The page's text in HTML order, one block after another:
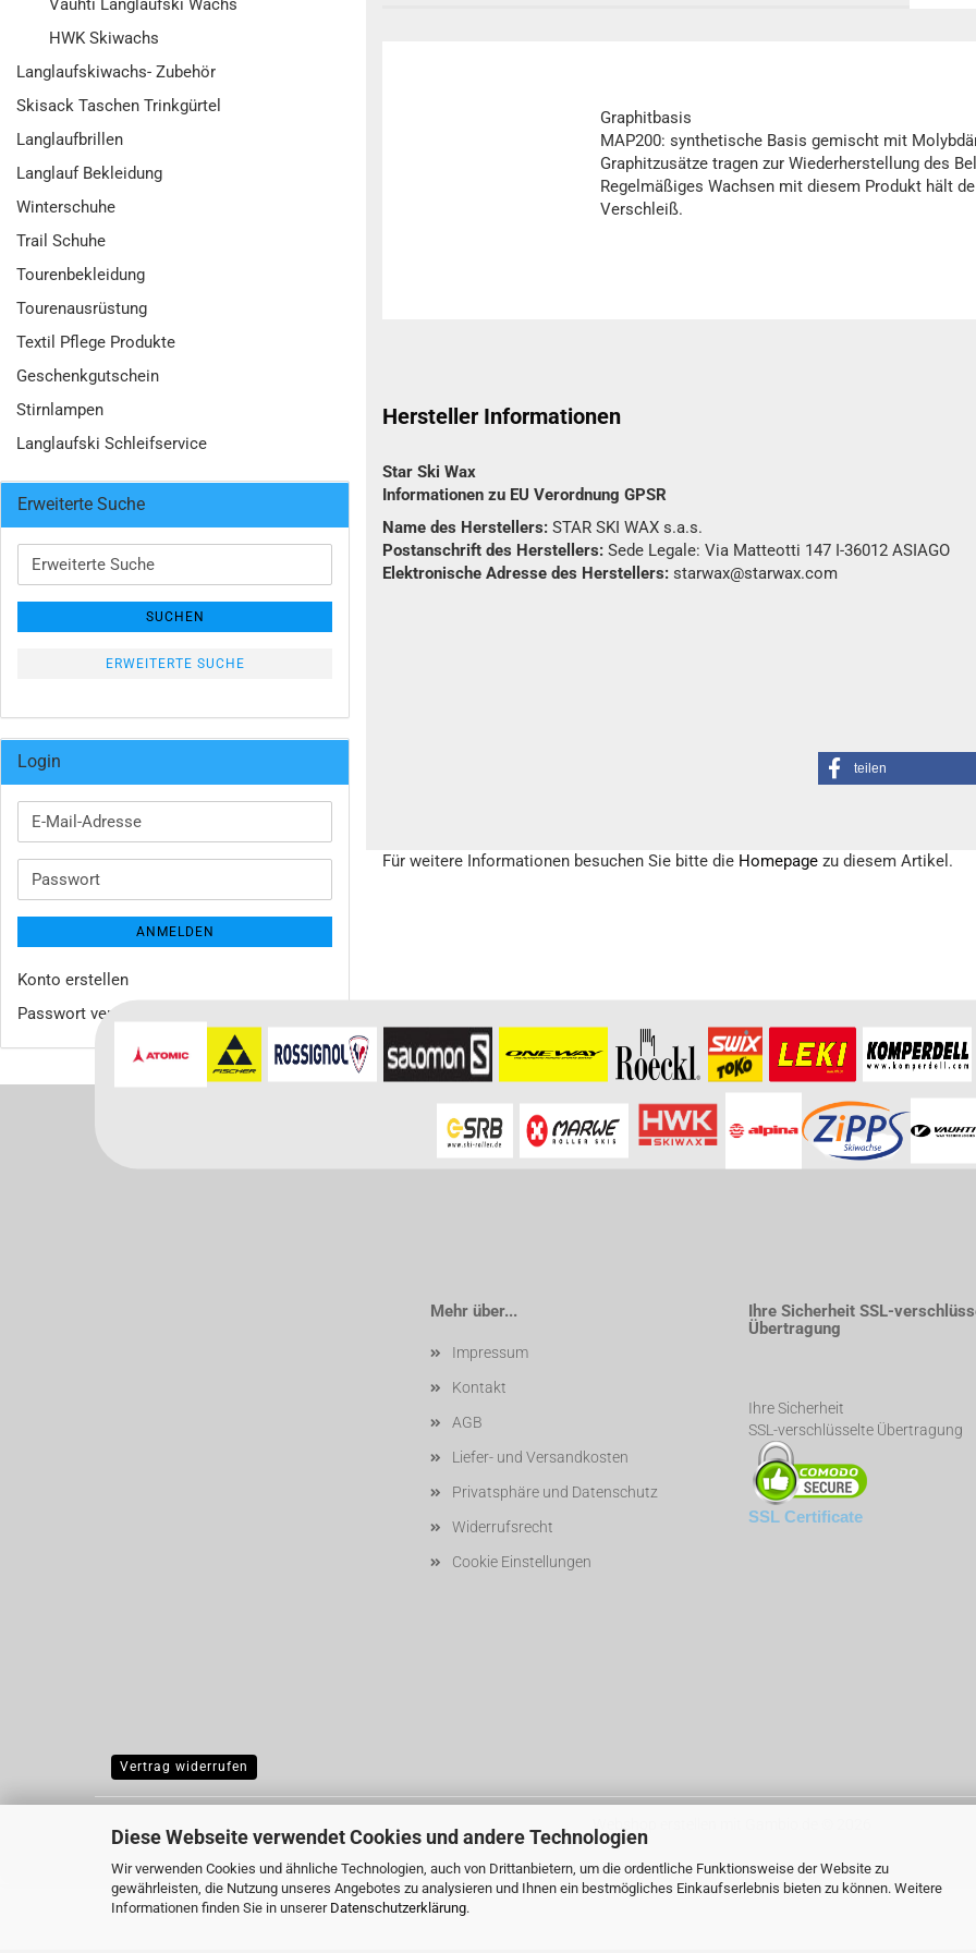
Diese Webseite verwendet Cookies und andere Technologien
Wir verwenden Cookies und ähnliche Technologien, auch von Drittanbietern, um die ordentliche Funktionsweise der Website zu
gewährleisten, die Nutzung unseres Angebotes zu analysieren und Ihnen ein bestmögliches Einkaufserlebnis bieten zu können. Weitere
Informationen finden Sie in unserer Datenschutzerklärung.
Graphitbasis
MAP200: synthetische Basis gemischt mit
Graphitzusätze tragen zur Wiederherstellung des
Regelmäßiges Wachsen mit diesem Produkt hält
Verschleiß.
Hersteller Informationen
Star Ski Wax
Informationen zu EU Verordnung GPSR
Name des Herstellers: STAR SKI WAX s.a.s.
Postanschrift des Herstellers: Sede Legale: Via Matteotti 147 I-36012 ASIAGO
Elektronische Adresse des Herstellers: starwax@starwax.com
teilen
Für weitere Informationen besuchen Sie bitte die Homepage zu diesem Artikel.
Vauhti Langlaufski Wachs
HWK Skiwachs
Langlaufskiwachs- Zubehör
Skisack Taschen Trinkgürtel
Langlaufbrillen
Langlauf Bekleidung
Winterschuhe
Trail Schuhe
Tourenbekleidung
Tourenausrüstung
Textil Pflege Produkte
Geschenkgutschein
Stirnlampen
Langlaufski Schleifservice
Erweiterte Suche
Erweiterte
Suche
SUCHEN
ERWEITERTE SUCHE
Login
E-
Mail-
Passwort
ANMELDEN
Konto erstellen
Passwort vergessen?
Mehr über...
Impressum
Kontakt
AGB
Liefer- und Versandkosten
Privatsphäre und Datenschutz
Widerrufsrecht
Cookie Einstellungen
Ihre Sicherheit SSL-
Übertragung
Ihre Sicherheit
SSL-verschlüsselte Übertragung
SSL Certificate
Vertrag widerrufen